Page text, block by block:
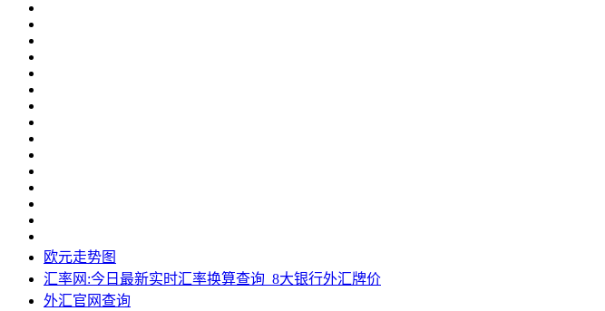
欧元走势图
汇率网:今日最新实时汇率换算查询_8大银行外汇牌价
外汇官网查询